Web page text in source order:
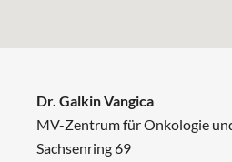
Dr. Galkin Vangica
MV-Zentrum für Onkologie
Sachsenring 69